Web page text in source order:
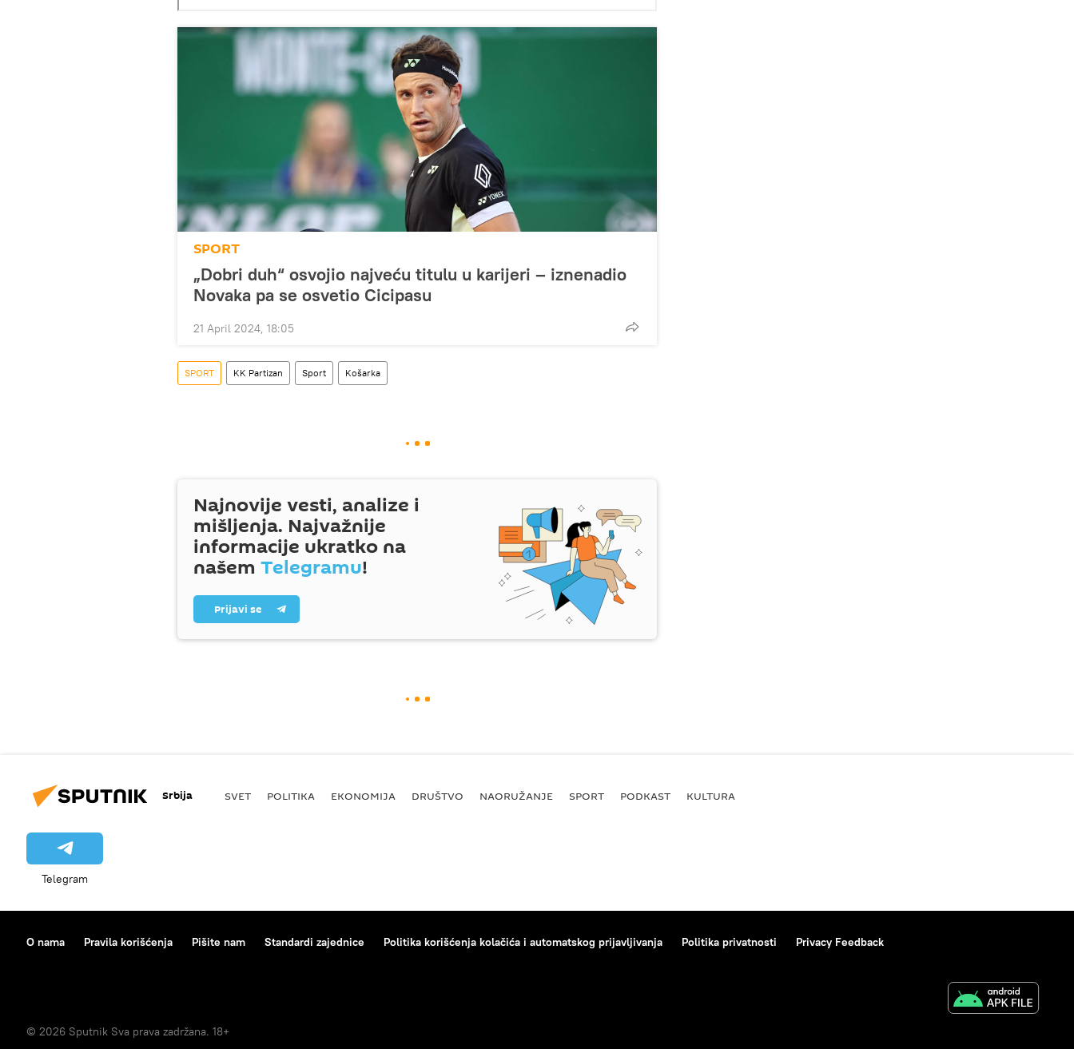
SPORT
„Dobri duh“ osvojio najveću titulu u karijeri – iznenadio
Novaka pa se osvetio Cicipasu
21 April 2024, 18:05
SPORT KK Partizan Sport Košarka
Najnovije vesti, analize i
mišljenja. Najvažnije
informacije ukratko na
našem Telegramu!
Prijavi se
Srbija SVET POLITIKA EKONOMIJA DRUŠTVO NAORUŽANJE SPORT PODKAST KULTURA
Telegram
O nama Pravila korišćenja Pišite nam Standardi zajednice Politika korišćenja kolačića i automatskog prijavljivanja Politika privatnosti Privacy Feedback
© 2026 Sputnik Sva prava zadržana. 18+